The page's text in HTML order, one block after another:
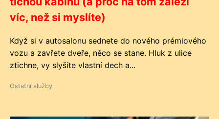
víc, než si myslíte)
Když si v autosalonu sednete do nového prémiového
vozu a zavřete dveře, něco se stane. Hluk z ulice
ztichne, vy slyšíte vlastní dech a...
Ostatní služby